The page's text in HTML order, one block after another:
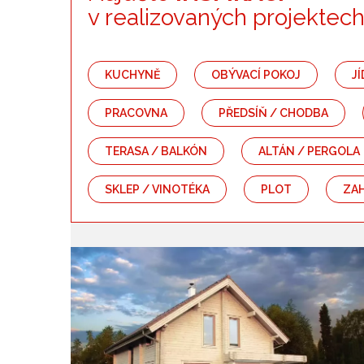
Kategorie
Dětský pokoj
Koupelna Záchod
Předsíň / chodba Schodiště
Bazén Zahrada
Terasa / balkón Altán / pergola
Dřevostavba Srub / roubenka
Plot Zahradní kuchyně
v realizovaných projektech
KUCHYNĚ OBÝVACÍ POKOJ
PRACOVNA PŘEDSÍŇ / CHODBA
TERASA / BALKÓN ALTÁN / PERGOLA
SKLEP / VINOTÉKA PLOT